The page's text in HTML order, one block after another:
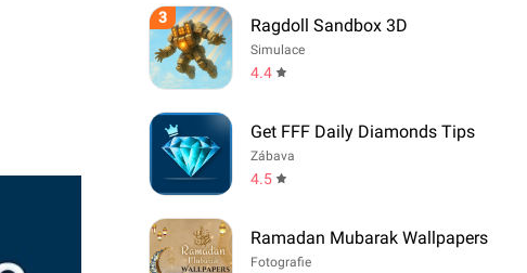
3 Ragdoll Sandbox 3D
Simulace
4.4
Get FFF Daily Diamonds Tips
Zábava
4.5
Ramadan Mubarak Wallpapers
Fotografie